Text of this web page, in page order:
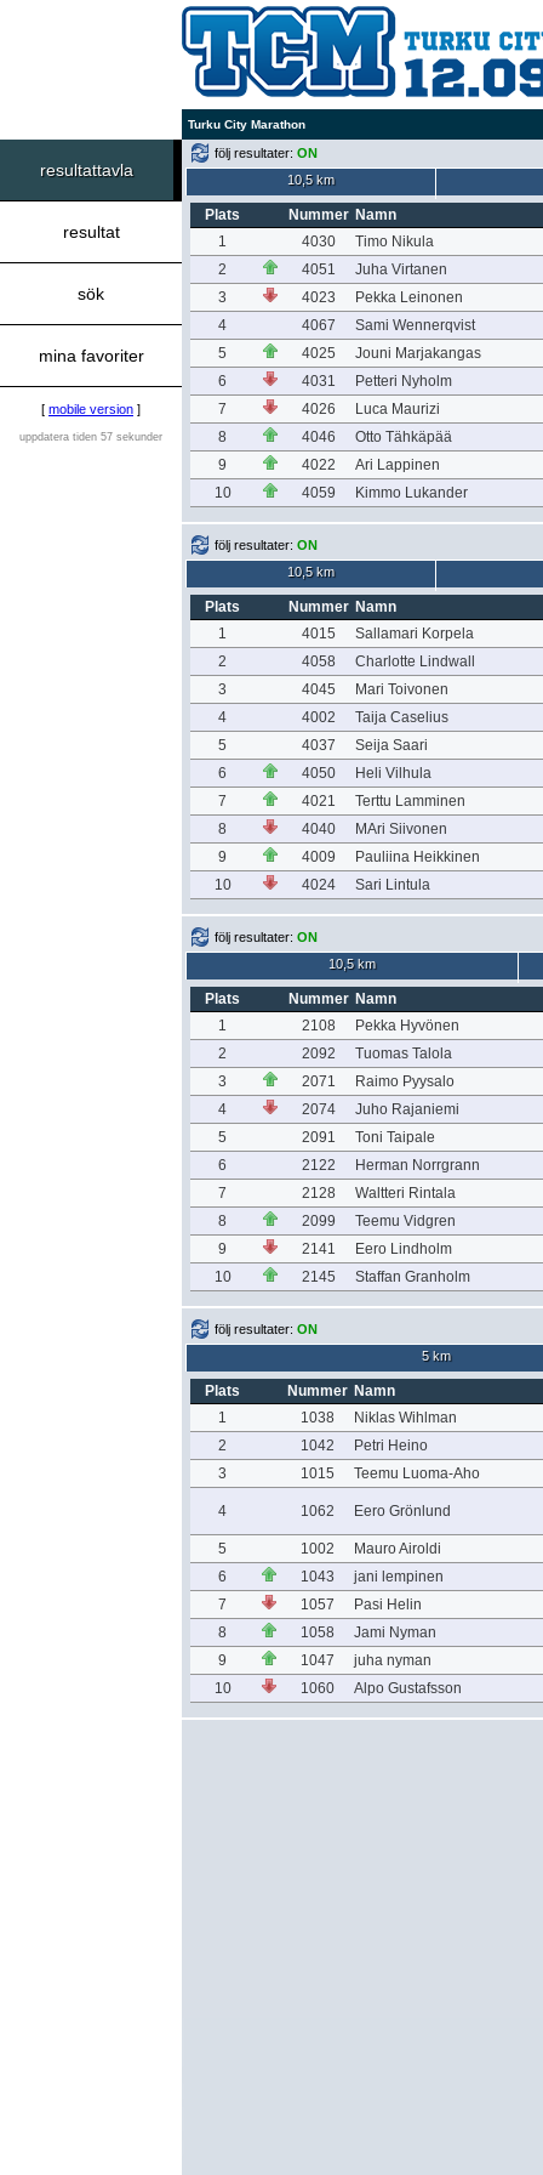
Turku City Marathon
resultattavla
resultat
sök
mina favoriter
[ mobile version ]
uppdatera tiden 57 sekunder
följ resultater: ON
10,5 km
Plats Nummer Namn
1
4030
Timo Nikula
2
4051
Juha Virtanen
3
4023
Pekka Leinonen
4
4067
Sami Wennerqvist
5
4025
Jouni Marjakangas
6
4031
Petteri Nyholm
7
4026
Luca Maurizi
8
4046
Otto Tähkäpää
9
4022
Ari Lappinen
10
4059 Kimmo Lukander
följ resultater: ON
10,5 km
Plats Nummer Namn
1
4015
Sallamari Korpela
2
4058
Charlotte Lindwall
3
4045
Mari Toivonen
4
4002
Taija Caselius
5
4037
Seija Saari
6
4050
Heli Vilhula
7
4021
Terttu Lamminen
8
4040
MAri Siivonen
9
4009
Pauliina Heikkinen
10
4024 Sari Lintula
följ resultater: ON
10,5 km
Plats Nummer Namn
1
2108
Pekka Hyvönen
2
2092
Tuomas Talola
3
2071
Raimo Pyysalo
4
2074
Juho Rajaniemi
5
2091
Toni Taipale
6
2122
Herman Norrgrann
7
2128
Waltteri Rintala
8
2099
Teemu Vidgren
9
2141
Eero Lindholm
10
2145 Staffan Granholm
följ resultater: ON
5 km
Plats Nummer Namn
1
1038
Niklas Wihlman
2
1042
Petri Heino
3
1015 Teemu Luoma-Aho
4 1062 Eero Grönlund
5 1002
Mauro Airoldi
6
1043
jani lempinen
7
1057
Pasi Helin
8
1058
Jami Nyman
9
1047
juha nyman
10
1060 Alpo Gustafsson